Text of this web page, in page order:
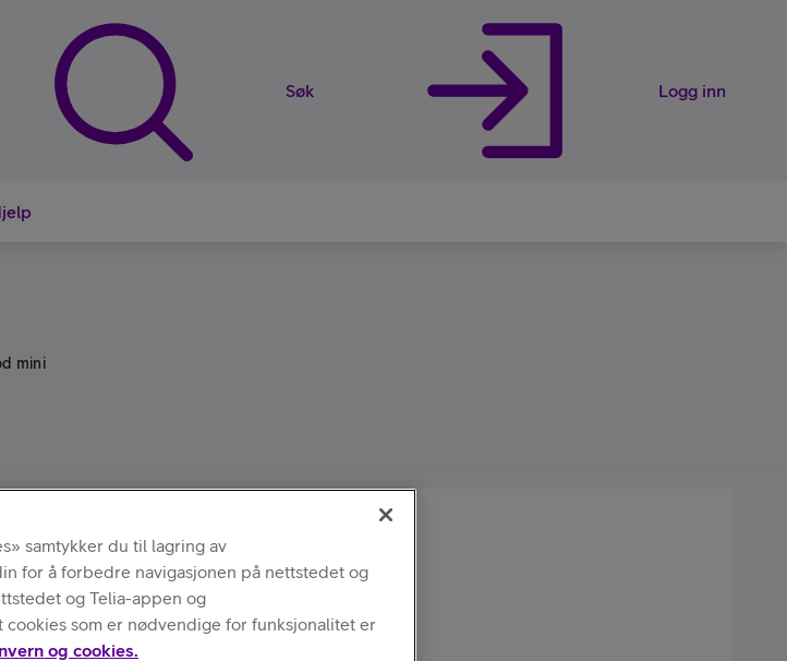
Søk Logg inn
Kjøp iPhone
mini
mini
samtykker du til lagring av
for å forbedre navigasjonen på nettstedet og
og Telia-appen og
cookies som er nødvendige for funksjonalitet er
og cookies.